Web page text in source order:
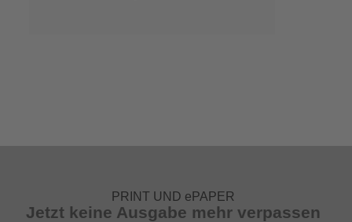
PRINT UND ePAPER
Jetzt keine Ausgabe mehr verpassen